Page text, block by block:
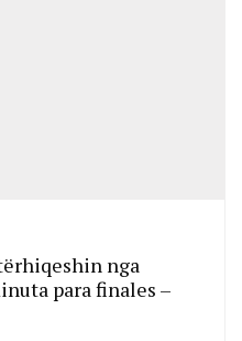
nga
para finales –